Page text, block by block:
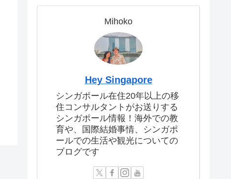
Mihoko
Hey Singapore
シンガポール在住20年以上の移
住コンサルタントがお送りする
シンガポール情報！海外での教
育や、国際結婚事情、シンガポ
ールでの生活や観光についての
ブログです